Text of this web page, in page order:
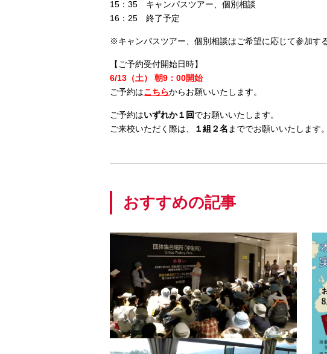
15：35 キャンパスツアー、個別相談
16：25 終了予定
※キャンパスツアー、個別相談はご希望に応じて参加す
【ご予約受付開始日時】
6/13（土） 朝9：00開始
ご予約はこちらからお願いいたします。
ご予約はいずれか１回でお願いいたします。
ご来校いただく際は、
１組２名 まででお願いいたします。
おすすめの記事